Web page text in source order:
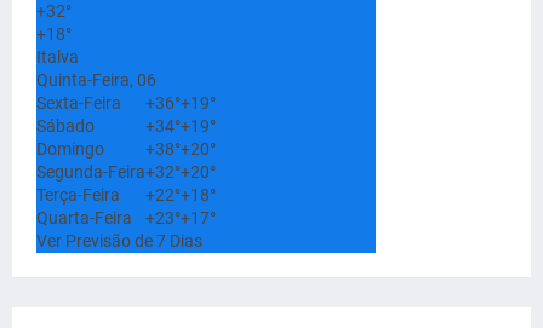
+32°
+18°
Italva
Quinta-Feira, 06
Sexta-Feira
+36°+19°
Sábado
+34°+19°
Domingo
+38°+20°
Segunda-Feira+32°+20°
Terça-Feira
+22°+18°
Quarta-Feira
+23°+17°
Ver Previsão de 7 Dias